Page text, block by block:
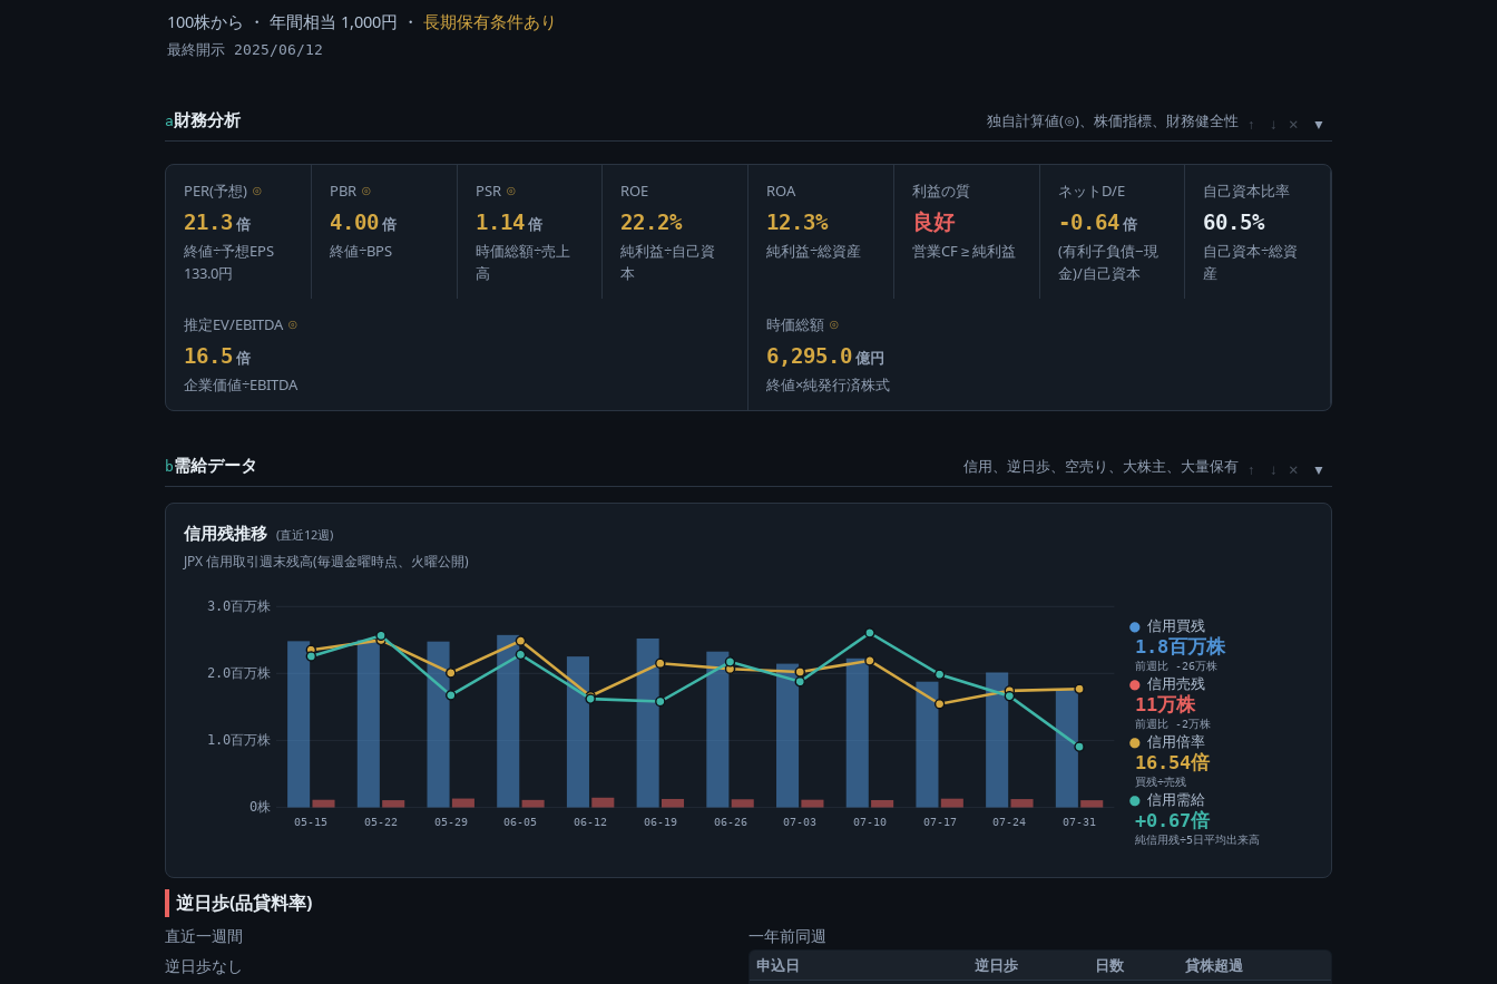
100株から ・ 年間相当 1,000円 ・ 長期保有条件あり
最終開示 2025/06/12
a財務分析 独自計算値(⊙)、株価指標、財務健全性 ↑ ↓ ×
PER(予想) ⊙
21.3 倍
終値÷予想EPS
133.0円
PBR ⊙
4.00 倍
終値÷BPS
PSR ⊙
1.14 倍
時価総額÷売上
高
ROE
22.2%
純利益÷自己資
本
ROA
12.3%
純利益÷総資産
利益の質
良好
営業CF ≥ 純利益
ネットD/E
-0.64 倍
(有利子負債−現
金)/自己資本
自己資本比率
60.5%
自己資本÷総資
産
推定EV/EBITDA ⊙
16.5 倍
企業価値÷EBITDA
時価総額 ⊙
6,295.0 億円
終値×純発行済株式
b需給データ 信用、逆日歩、空売り、大株主、大量保有 ↑ ↓ ×
信用残推移 (直近12週)
JPX 信用取引週末残高(毎週金曜時点、火曜公開)
0株
1.0百万株
2.0百万株
3.0百万株
05-15 05-22 05-29 06-05 06-12 06-19 06-26 07-03 07-10 07-17 07-24 07-31
信用買残
1.8百万株
前週比 -26万株
信用売残
11万株
前週比 -2万株
信用倍率
16.54倍
買残÷売残
信用需給
+0.67倍
純信用残÷5日平均出来高
逆日歩(品貸料率)
直近一週間
逆日歩なし
一年前同週
申込日 逆日歩 日数 貸株超過